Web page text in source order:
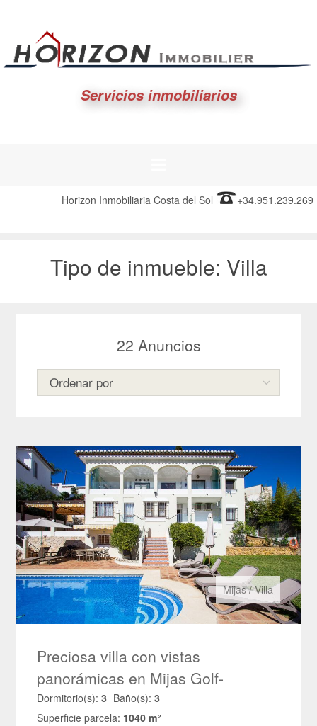
Servicios inmobiliarios
Horizon Inmobiliaria Costa del Sol +34.951.239.269
Tipo de inmueble: Villa
22 Anuncios
Mijas/Villa
Preciosa villa con vistas
panorámicas en Mijas Golf-
HRV10939
Dormitorio(s): 3 Baño(s): 3
Superficie parcela: 1040 m²